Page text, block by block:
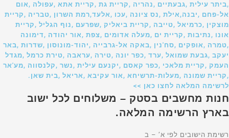
,ביתר עילית ,גבעתיים ,נהריה ,קריית גת ,קריית אתא ,עפולה ,אום
אל-פחם ,יבנה,אילת ,נס ציונה ,עכו ,אלעד,רמת השרון ,טבריה ,קריית
מוצקין ,כרמיאל ,טייבה ,קריית ביאליק ,שפרעם ,נוף הגליל ,קריית
אונו ,נתיבות ,קריית ים ,מעלה אדומים ,צפת ,אור יהודה ,דימונה
,טמרה ,אופקים ,סח'נין ,באקה אל-גרבייה ,יהוד-מונוסון ,שדרות ,באר
יעקב ,גבעת שמואל ,ערד ,כפר יונה ,טירה ,עראבה ,טירת כרמל ,מגדל
העמק ,קריית מלאכי ,כפר קאסם ,יקנעם עילית ,נשר ,קלנסווה ,מע'אר
,קריית שמונה ,מעלות-תרשיחא ,אור עקיבא ,אריאל ,בית שאן.
לרשימה המלאה לחצו כאן >>
חנות מחשבים בסטק – משלוחים לכל ישוב
בארץ הרשימה המלאה.
רשימת הישובים לפי א’ – ב